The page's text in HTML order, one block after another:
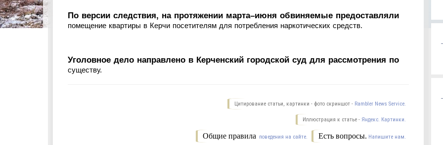
По версии следствия, на протяжении марта–июня обвиняемые предоставляли
помещение квартиры в Керчи посетителям для потребления наркотических средств.
Уголовное дело направлено в Керченский городской суд для рассмотрения по
существу.
Цитирование статьи, картинки - фото скриншот - Rambler News Service.
Иллюстрация к статье - Яндекс. Картинки.
Есть вопросы. Напишите нам.
Общие правила поведения на сайте.